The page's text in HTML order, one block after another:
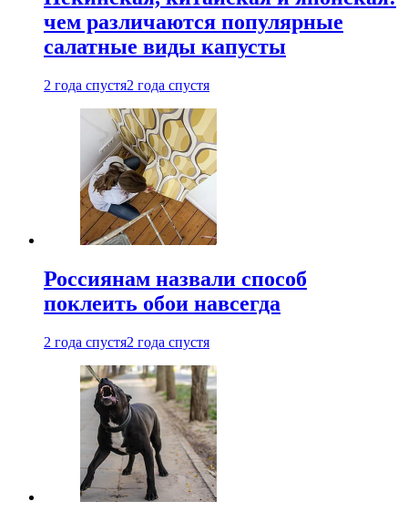
чем различаются популярные
салатные виды капусты
2 года спустя2 года спустя
Россиянам назвали способ
поклеить обои навсегда
2 года спустя2 года спустя